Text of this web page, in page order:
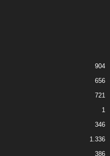
904
656
721
1
346
1.336
386